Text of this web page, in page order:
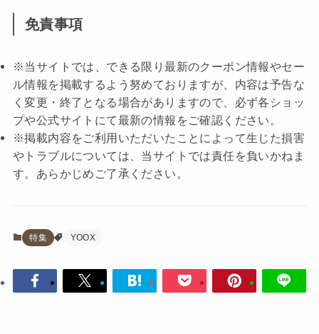
免責事項
※当サイトでは、できる限り最新のクーポン情報やセー
ル情報を掲載するよう努めておりますが、内容は予告な
く変更・終了となる場合がありますので、必ず各ショッ
プや公式サイトにて最新の情報をご確認ください。
※掲載内容をご利用いただいたことによって生じた損害
やトラブルについては、当サイトでは責任を負いかねま
す。あらかじめご了承ください。
特集 YOOX